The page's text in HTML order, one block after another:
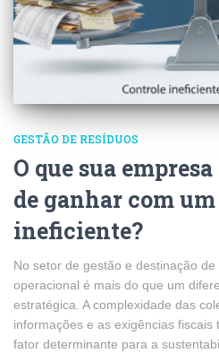
GESTÃO DE RESÍDUOS
O que sua
de ganhar com
ineficiente?
No setor de gestão e destinação
operacional é mais do que um
estratégica. A complexidade das
informações e as exigências
fator determinante para a